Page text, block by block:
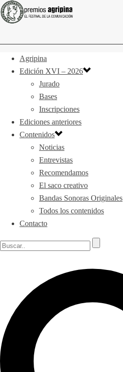
Agripina
Edición XVI – 2026
Jurado
Bases
Inscripciones
Ediciones anteriores
Contenidos
Noticias
Entrevistas
Recomendamos
El saco creativo
Bandas Sonoras Originales
Todos los contenidos
Contacto